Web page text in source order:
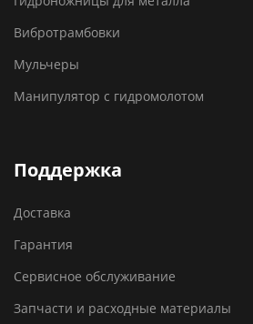
Вибротрамбовки
Мульчеры
Манипулятор с гидромолотом
Поддержка
Доставка
Гарантия
Сервисное обслуживание
Запчасти и расходные материалы